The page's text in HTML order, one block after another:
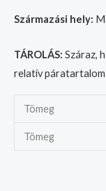
Származási hely:
TÁROLÁS: Száraz,
relatív páratartalom
Tömeg
Tömeg